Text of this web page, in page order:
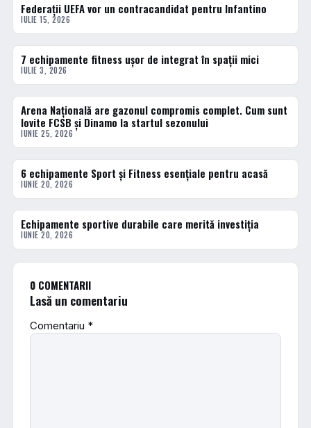
ACTUALE
Federații UEFA vor un contracandidat pentru Infantino
IULIE 15, 2026
ACTUALE
7 echipamente fitness ușor de integrat în spații mici
IULIE 3, 2026
ACTUALE
Arena Națională are gazonul compromis complet. Cum sunt
lovite FCSB și Dinamo la startul sezonului
IUNIE 25, 2026
ACTUALE
6 echipamente Sport și Fitness esențiale pentru acasă
IUNIE 20, 2026
ACTUALE
Echipamente sportive durabile care merită investiția
IUNIE 20, 2026
0 COMENTARII
Lasă un comentariu
Comentariu *